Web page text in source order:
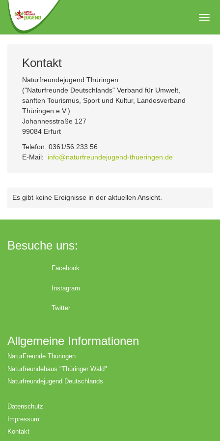
Zum
Hauptinhalt
springen
Kontakt
Naturfreundejugend Thüringen
("Naturfreunde Deutschlands" Verband für Umwelt,
sanften Tourismus, Sport und Kultur, Landesverband
Thüringen e.V.)
Johannesstraße 127
99084 Erfurt
Telefon: 0361/56 233 56
E-Mail: info@naturfreundejugend-thueringen.de
Es gibt keine Ereignisse in der aktuellen Ansicht.
Besuche uns:
Facebook
Instagram
Twitter
Allgemeine Informationen
NaturFreunde Thüringen
Naturfreundehaus "Thüringer Wald"
Naturfreundejugend Deutschlands
Datenschutz
Impressum
Kontakt